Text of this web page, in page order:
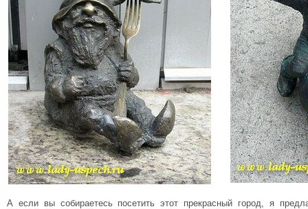
А если вы собираетесь посетить этот прекрасный город, я